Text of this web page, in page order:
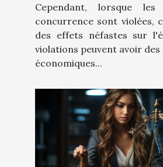
Cependant, lorsque
concurrence sont violées,
des effets néfastes sur
violations peuvent avoir des
économiques...